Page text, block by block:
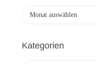
h
Kategorien